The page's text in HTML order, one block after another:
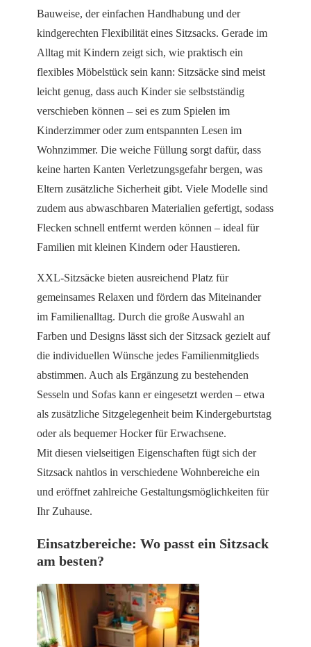
Bauweise, der einfachen Handhabung und der
kindgerechten Flexibilität eines Sitzsacks. Gerade im
Alltag mit Kindern zeigt sich, wie praktisch ein
flexibles Möbelstück sein kann: Sitzsäcke sind meist
leicht genug, dass auch Kinder sie selbstständig
verschieben können – sei es zum Spielen im
Kinderzimmer oder zum entspannten Lesen im
Wohnzimmer. Die weiche Füllung sorgt dafür, dass
keine harten Kanten Verletzungsgefahr bergen, was
Eltern zusätzliche Sicherheit gibt. Viele Modelle sind
zudem aus abwaschbaren Materialien gefertigt, sodass
Flecken schnell entfernt werden können – ideal für
Familien mit kleinen Kindern oder Haustieren.
XXL-Sitzsäcke bieten ausreichend Platz für
gemeinsames Relaxen und fördern das Miteinander
im Familienalltag. Durch die große Auswahl an
Farben und Designs lässt sich der Sitzsack gezielt auf
die individuellen Wünsche jedes Familienmitglieds
abstimmen. Auch als Ergänzung zu bestehenden
Sesseln und Sofas kann er eingesetzt werden – etwa
als zusätzliche Sitzgelegenheit beim Kindergeburtstag
oder als bequemer Hocker für Erwachsene.
Mit diesen vielseitigen Eigenschaften fügt sich der
Sitzsack nahtlos in verschiedene Wohnbereiche ein
und eröffnet zahlreiche Gestaltungsmöglichkeiten für
Ihr Zuhause.
Einsatzbereiche: Wo passt ein Sitzsack
am besten?